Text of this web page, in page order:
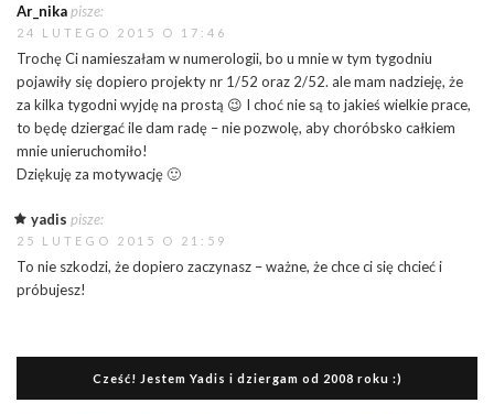
Ar_nikapisze:
24 LUTEGO 2015 O 17:46
Trochę Ci namieszałam w numerologii, bo u mnie w tym tygodniu
pojawiły się dopiero projekty nr 1/52 oraz 2/52. ale mam nadzieję, że
za kilka tygodni wyjdę na prostą 😉 I choć nie są to jakieś wielkie prace,
to będę dziergać ile dam radę – nie pozwolę, aby choróbsko całkiem
mnie unieruchomiło!
Dziękuję za motywację 🙂
yadis pisze:
25 LUTEGO 2015 O 21:59
To nie szkodzi, że dopiero zaczynasz – ważne, że chce ci się chcieć i
próbujesz!
Cześć! Jestem Yadis i dziergam od 2008 roku :)